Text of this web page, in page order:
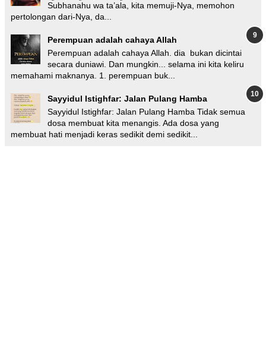
Subhanahu wa ta’ala, kita memuji-Nya, memohon
pertolongan dari-Nya, da...
Perempuan adalah cahaya Allah
Perempuan adalah cahaya Allah. dia bukan dicintai
secara duniawi. Dan mungkin... selama ini kita keliru
memahami maknanya. 1. perempuan buk...
Sayyidul Istighfar: Jalan Pulang Hamba
Sayyidul Istighfar: Jalan Pulang Hamba Tidak semua
dosa membuat kita menangis. Ada dosa yang
membuat hati menjadi keras sedikit demi sedikit...